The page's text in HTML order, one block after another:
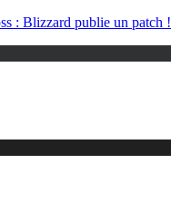
: Blizzard publie un patch !